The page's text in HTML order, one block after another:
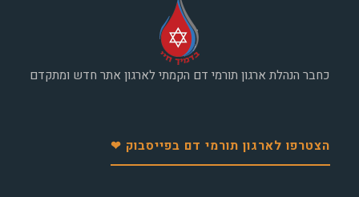
כחבר הנהלת ארגון תורמי דם הקמתי לארגון אתר חדש ומתקדם
הצטרפו לארגון תורמי דם בפייסבוק ❤